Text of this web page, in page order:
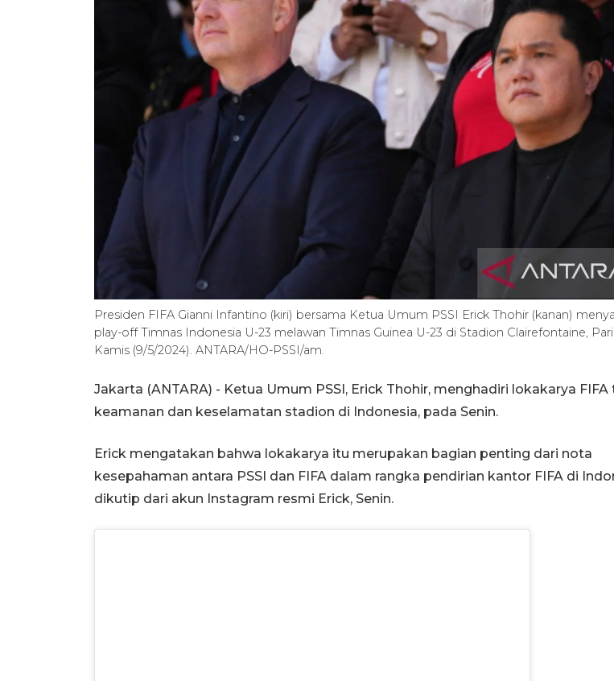
Presiden FIFA Gianni Infantino (kiri) bersama Ketua Umum PSSI Erick Thohir (kanan)
play-off Timnas Indonesia U-23 melawan Timnas Guinea U-23 di Stadion Clairefontaine,
Kamis (9/5/2024). ANTARA/HO-PSSI/am.
Jakarta (ANTARA) - Ketua Umum PSSI, Erick Thohir, menghadiri lokakarya
keamanan dan keselamatan stadion di Indonesia, pada Senin.
Erick mengatakan bahwa lokakarya itu merupakan bagian penting dari nota
kesepahaman antara PSSI dan FIFA dalam rangka pendirian kantor FIFA di
dikutip dari akun Instagram resmi Erick, Senin.